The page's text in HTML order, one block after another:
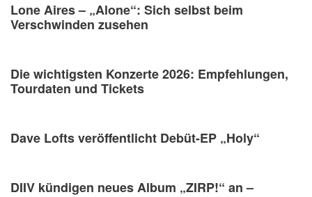
Lone Aires – „Alone“: Sich selbst beim
Verschwinden zusehen
Die wichtigsten Konzerte 2026: Empfehlungen,
Tourdaten und Tickets
Dave Lofts veröffentlicht Debüt-EP „Holy“
DIIV kündigen neues Album „ZIRP!“ an –